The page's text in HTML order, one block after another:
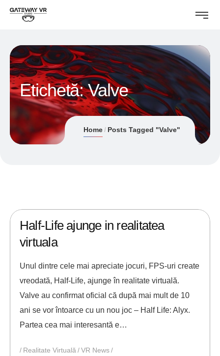
Etichetă:Valve
Home Posts Tagged "Valve"
Half-Life ajunge in realitatea
virtuala
Unul dintre cele mai apreciate jocuri, FPS-uri create
vreodată, Half-Life, ajunge în realitate virtuală.
Valve au confirmat oficial că după mai mult de 10
ani se vor întoarce cu un nou joc – Half Life: Alyx.
Partea cea mai interesantă e…
Realitate Virtuală VR News